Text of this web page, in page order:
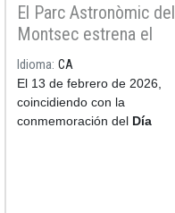
El Parc Astronòmic del
Montsec estrena el
corto para planetarios
Assumpció Català i la
passió per l’astronomia
Idioma CA
El 13 de febrero de 2026,
coincidiendo con la
conmemoración del Día